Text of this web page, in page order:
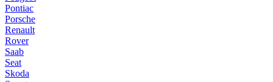
Pontiac
Porsche
Renault
Rover
Saab
Seat
Skoda